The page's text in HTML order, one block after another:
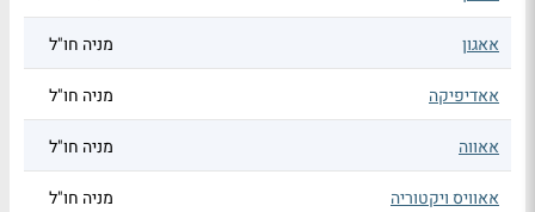
אאגון מניה חו"ל
אאדיפיקה מניה חו"ל
אאווה מניה חו"ל
אאוויס ויקטוריה מניה חו"ל